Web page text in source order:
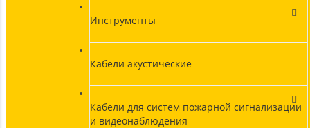
Инструменты
Кабели акустические
Кабели для систем пожарной сигнализации
и видеонаблюдения